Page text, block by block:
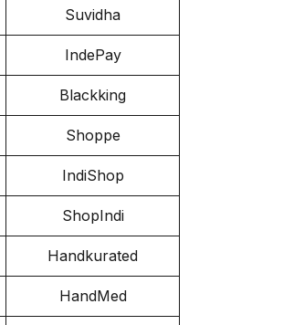
Suvidha
IndePay
Blackking
Shoppe
IndiShop
ShopIndi
Handkurated
HandMed